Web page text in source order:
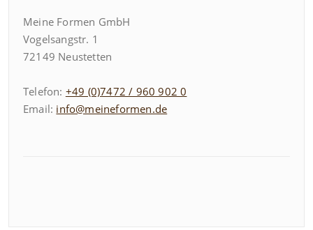
Meine Formen GmbH
Vogelsangstr. 1
72149 Neustetten
Telefon: +49 (0)7472 / 960 902 0
Email: info@meineformen.de